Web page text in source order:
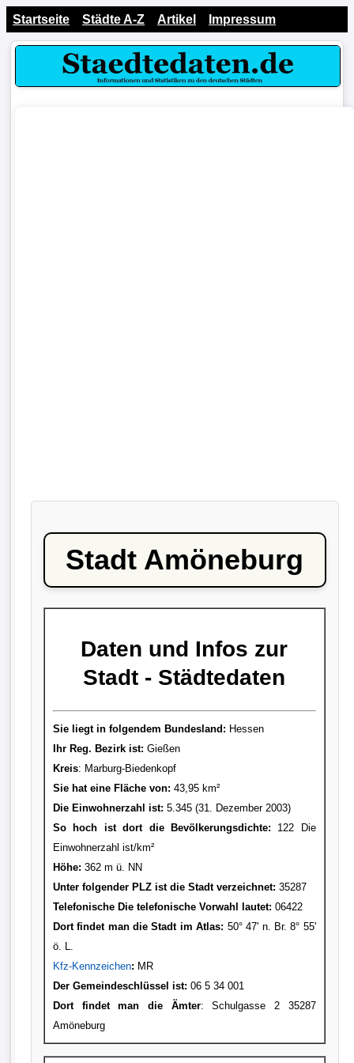
Startseite Städte A-Z Artikel Impressum
Stadt Amöneburg
Daten und Infos zur
Stadt - Städtedaten
Sie liegt in folgendem Bundesland: Hessen
Ihr Reg. Bezirk ist: Gießen
Kreis: Marburg-Biedenkopf
Sie hat eine Fläche von: 43,95 km²
Die Einwohnerzahl ist: 5.345 (31. Dezember 2003)
So hoch ist dort die Bevölkerungsdichte: 122 Die
Einwohnerzahl ist/km²
Höhe: 362 m ü. NN
Unter folgender PLZ ist die Stadt verzeichnet: 35287
Telefonische Die telefonische Vorwahl lautet: 06422
Dort findet man die Stadt im Atlas: 50° 47' n. Br. 8° 55'
ö. L.
Kfz-Kennzeichen: MR
Der Gemeindeschlüssel ist: 06 5 34 001
Dort findet man die Ämter: Schulgasse 2 35287
Amöneburg